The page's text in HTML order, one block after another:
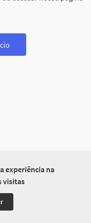
experiência na
visitas